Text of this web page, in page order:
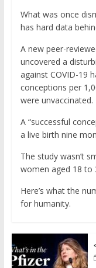
What was once
has hard data
A new peer-
uncovered a
against COVID-19
conceptions per
were unvaccinated.
A “successful
a live birth nine
The study wasn’t
women aged 18 to
Here’s what the
for humanity.